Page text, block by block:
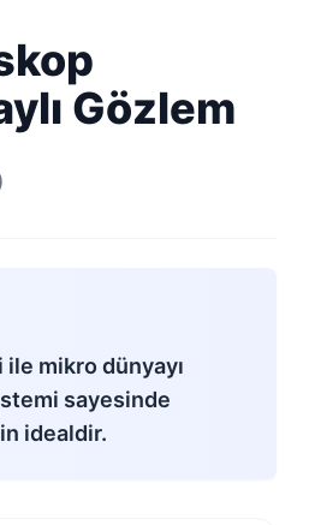
Gözlem
mikro dünyayı
sayesinde
idealdir.